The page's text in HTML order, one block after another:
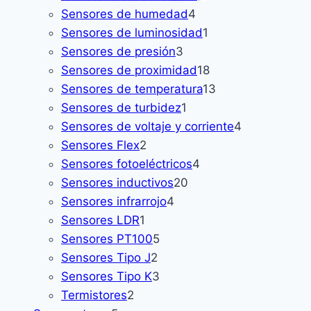
Sensores de humedad4
productos
Sensores de luminosidad1
Sensores de presión3
productos
Sensores de proximidad1818
productos
Sensores de temperatura13
Sensores de turbidez1
producto
Sensores de voltaje y corriente4
Sensores Flex2
productos
Sensores fotoeléctricos4
Sensores inductivos20
Sensores infrarrojo4
Sensores LDR1
producto
Sensores PT10055
Sensores Tipo J2
productos
Sensores Tipo K3
Termistores2